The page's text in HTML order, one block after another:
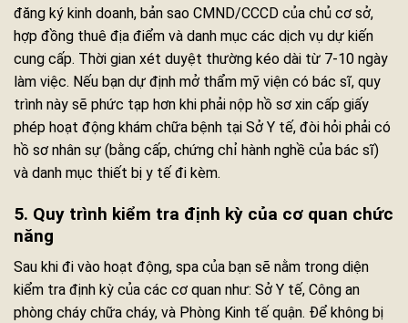
đăng ký kinh doanh, bản sao CMND/CCCD của chủ cơ sở,
hợp đồng thuê địa điểm và danh mục các dịch vụ dự kiến
cung cấp. Thời gian xét duyệt thường kéo dài từ 7-10 ngày
làm việc. Nếu bạn dự định mở thẩm mỹ viện có bác sĩ, quy
trình này sẽ phức tạp hơn khi phải nộp hồ sơ xin cấp giấy
phép hoạt động khám chữa bệnh tại Sở Y tế, đòi hỏi phải có
hồ sơ nhân sự (bằng cấp, chứng chỉ hành nghề của bác sĩ)
và danh mục thiết bị y tế đi kèm.
5. Quy trình kiểm tra định kỳ của cơ quan chức
năng
Sau khi đi vào hoạt động, spa của bạn sẽ nằm trong diện
kiểm tra định kỳ của các cơ quan như: Sở Y tế, Công an
phòng cháy chữa cháy, và Phòng Kinh tế quận. Để không bị